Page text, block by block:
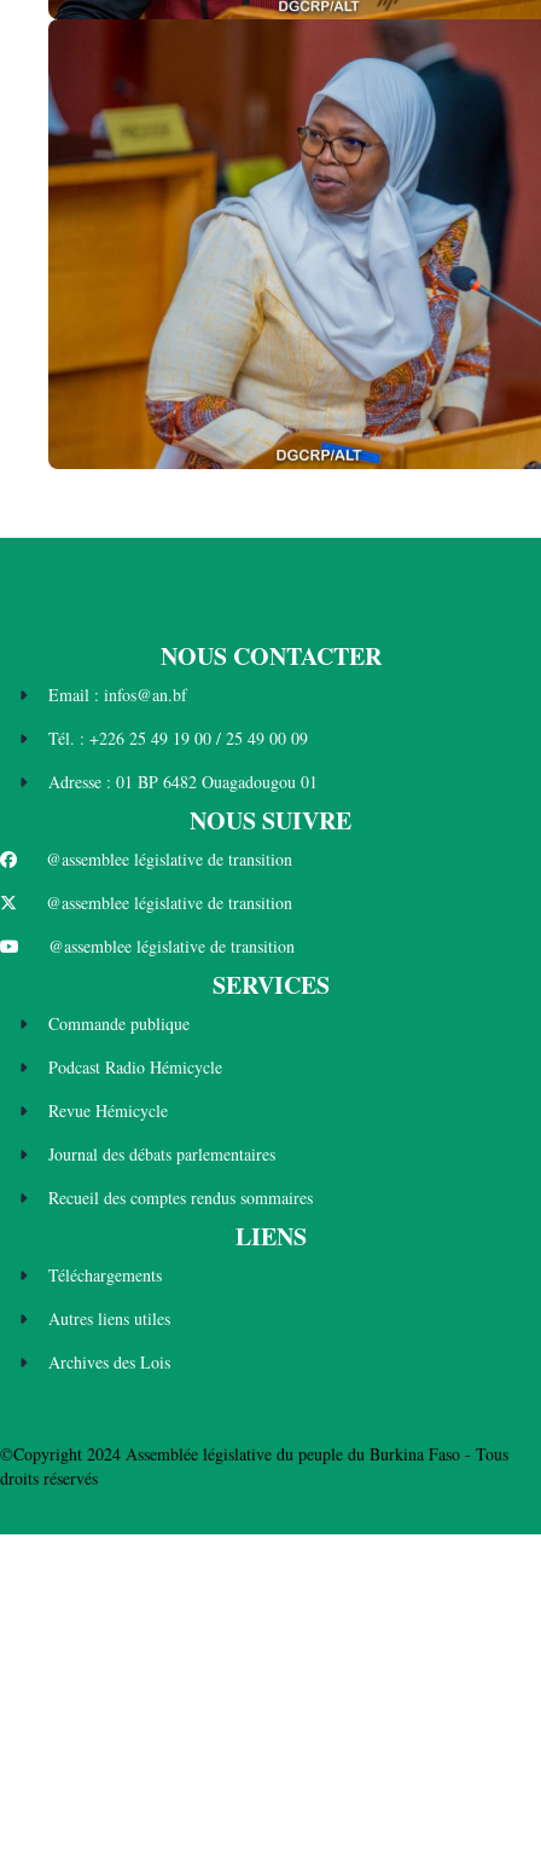
NOUS CONTACTER
Email : infos@an.bf
Tél. : +226 25 49 19 00 / 25 49 00 09
Adresse : 01 BP 6482 Ouagadougou 01
NOUS SUIVRE
@assemblee législative de transition
@assemblee législative de transition
@assemblee législative de transition
SERVICES
Commande publique
Podcast Radio Hémicycle
Revue Hémicycle
Journal des débats parlementaires
Recueil des comptes rendus sommaires
LIENS
Téléchargements
Autres liens utiles
Archives des Lois
©Copyright 2024 Assemblée législative du peuple du Burkina Faso - Tous
droits réservés